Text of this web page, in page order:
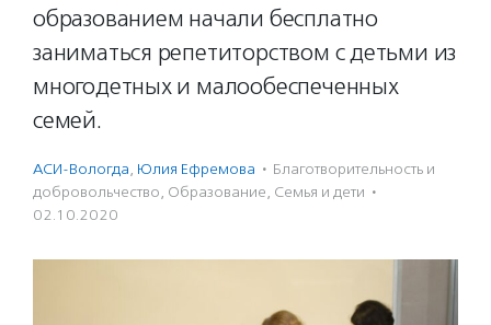
образованием начали бесплатно
заниматься репетиторством с детьми из
многодетных и малообеспеченных
семей.
АСИ-Вологда, Юлия Ефремова · Благотвори­тель­ность и
доброволь­чест­во, Образование, Семья и дети ·
02.10.2020